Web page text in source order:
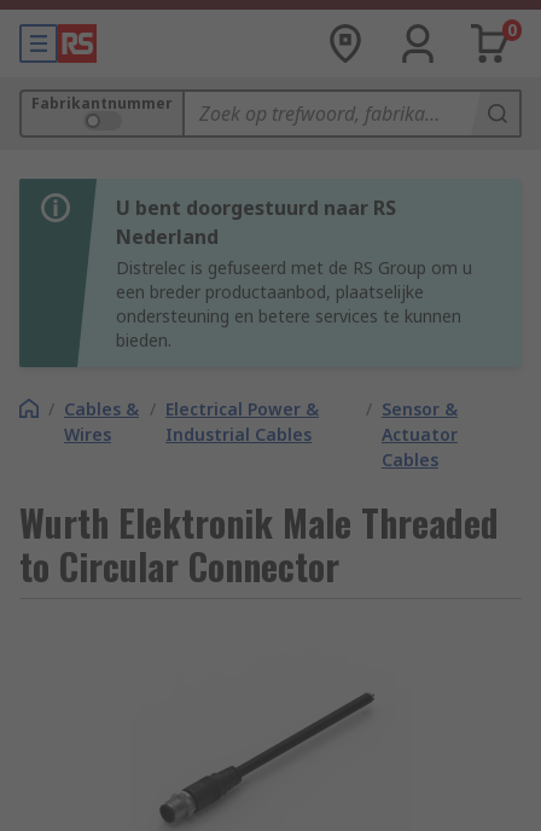
0
Fabrikantnummer
U bent doorgestuurd naar RS
Nederland
Distrelec is gefuseerd met de RS Group om u
een breder productaanbod, plaatselijke
ondersteuning en betere services te kunnen
bieden.
/ Cables &
Wires
/ Electrical Power &
Industrial Cables
/ Sensor &
Actuator
Cables
Wurth Elektronik Male Threaded
to Circular Connector